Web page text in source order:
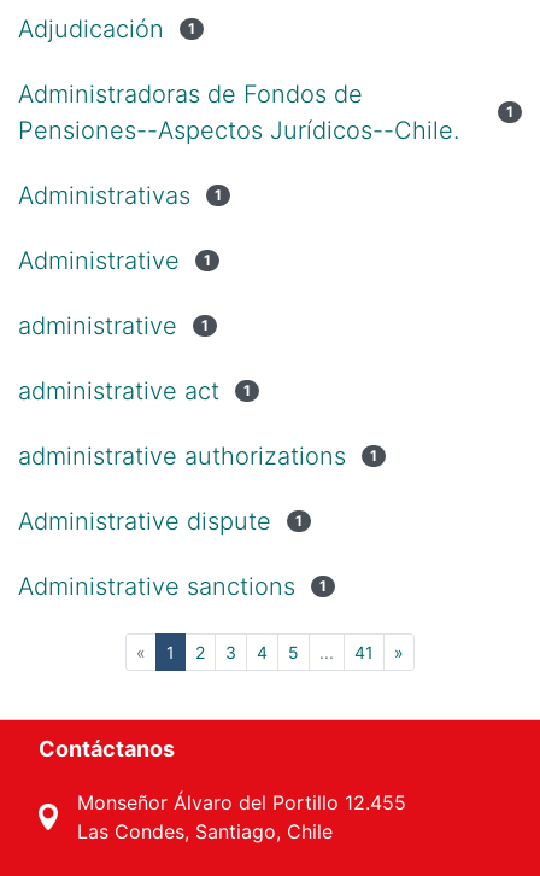
Adjudicación 1
Administradoras de Fondos de
Pensiones--Aspectos Jurídicos--Chile.
1
Administrativas 1
Administrative 1
administrative 1
administrative act 1
administrative authorizations 1
Administrative dispute 1
Administrative sanctions 1
« 1 (current)
2 3 4 5 ... 41 »
Contáctanos
Monseñor Álvaro del Portillo 12.455
Las Condes, Santiago, Chile